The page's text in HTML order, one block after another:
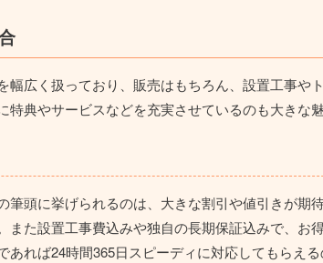
幅広く扱っており、販売はもちろん、設置工事
典やサービスなどを充実させているのも大きな魅
頭に挙げられるのは、 大きな割引や値引きが期
また設置工事費込みや独自の長期保証込みで、お
れば24時間365日スピーディに対応してもらえる